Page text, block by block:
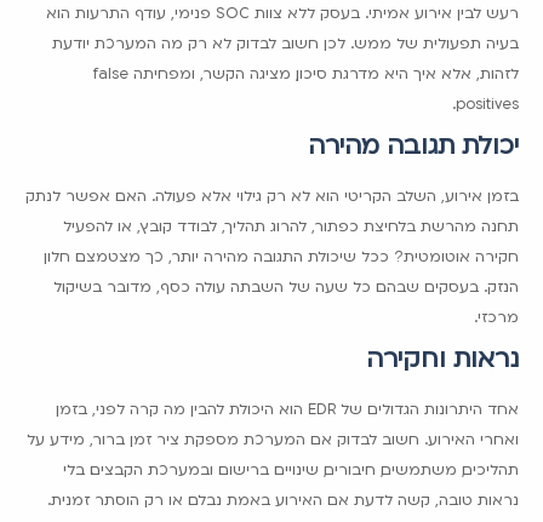
רעש לבין אירוע אמיתי. בעסק ללא צוות SOC פנימי, עודף התרעות הוא
בעיה תפעולית של ממש. לכן חשוב לבדוק לא רק מה המערכת יודעת
לזהות, אלא איך היא מדרגת סיכון, מציגה הקשר, ומפחיתה false
positives.
יכולת תגובה מהירה
בזמן אירוע, השלב הקריטי הוא לא רק גילוי אלא פעולה. האם אפשר לנתק
תחנה מהרשת בלחיצת כפתור, להרוג תהליך, לבודד קובץ, או להפעיל
חקירה אוטומטית? ככל שיכולת התגובה מהירה יותר, כך מצטמצם חלון
הנזק. בעסקים שבהם כל שעה של השבתה עולה כסף, מדובר בשיקול
מרכזי.
נראות וחקירה
אחד היתרונות הגדולים של EDR הוא היכולת להבין מה קרה לפני, בזמן
ואחרי האירוע. חשוב לבדוק אם המערכת מספקת ציר זמן ברור, מידע על
תהליכים, משתמשים, חיבורים, שינויים ברישום ובמערכת הקבצים. בלי
נראות טובה, קשה לדעת אם האירוע באמת נבלם או רק הוסתר זמנית.